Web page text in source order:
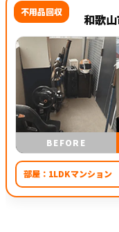
不用品回収 和歌
BEFORE
部屋： 1LDKマンション